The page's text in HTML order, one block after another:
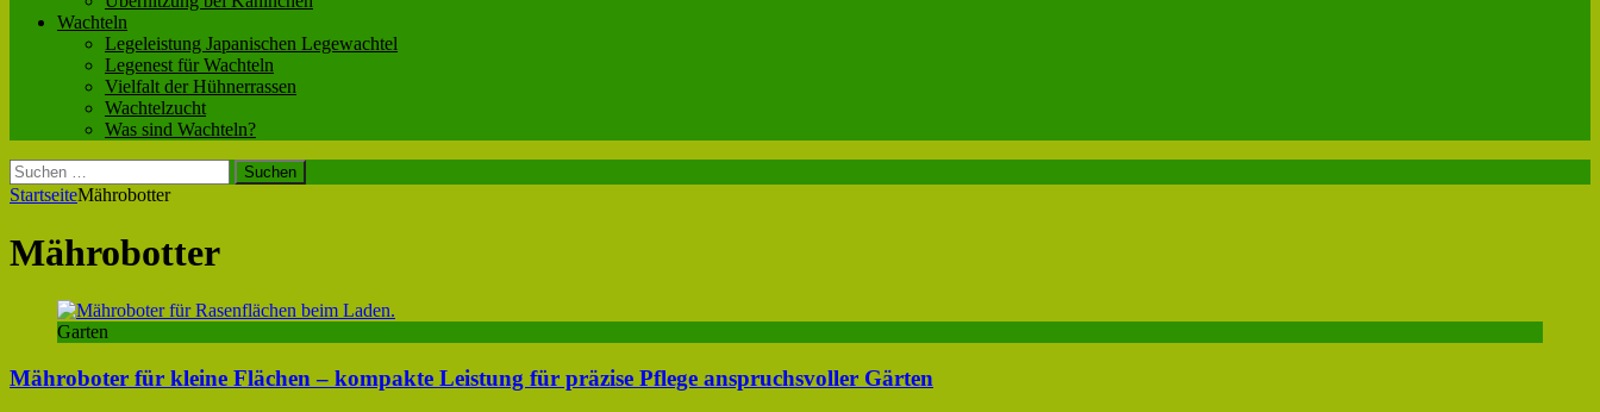
Wachteln
Legeleistung Japanischen Legewachtel
Legenest für Wachteln
Vielfalt der Hühnerrassen
Wachtelzucht
Was sind Wachteln?
Suchen
nach:
StartseiteMährobotter
Mährobotter
Garten
Mähroboter für kleine Flächen – kompakte Leistung für präzise Pflege anspruchsvoller Gärten